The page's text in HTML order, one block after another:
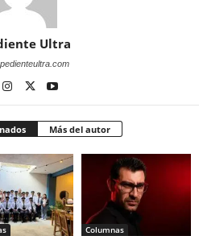
Ultra
Más del autor
Columnas